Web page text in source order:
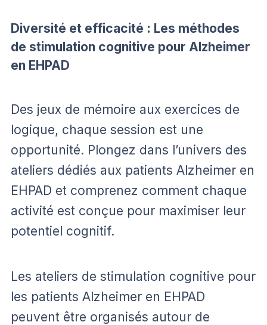
Diversité et efficacité : Les méthodes
de stimulation cognitive pour Alzheimer
en EHPAD
Des jeux de mémoire aux exercices de
logique, chaque session est une
opportunité. Plongez dans l’univers des
ateliers dédiés aux patients Alzheimer en
EHPAD et comprenez comment chaque
activité est conçue pour maximiser leur
potentiel cognitif.
Les ateliers de stimulation cognitive pour
les patients Alzheimer en EHPAD
peuvent être organisés autour de